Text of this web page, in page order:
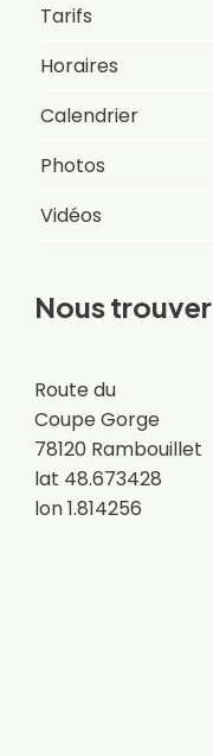
Tarifs
Horaires
Calendrier
Photos
Vidéos
Nous trouver
Route du
Coupe Gorge
78120 Rambouillet
lat 48.673428
lon 1.814256